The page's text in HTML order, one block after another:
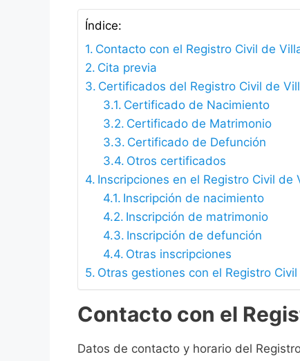
Índice:
Contacto con el Registro Civil de
Cita previa
Certificados del Registro Civil de
Certificado de Nacimiento
Certificado de Matrimonio
Certificado de Defunción
Otros certificados
Inscripciones en el Registro Civil de
Inscripción de nacimiento
Inscripción de matrimonio
Inscripción de defunción
Otras inscripciones
Otras gestiones con el Registro Civil
Contacto con el
Datos de contacto y horario del